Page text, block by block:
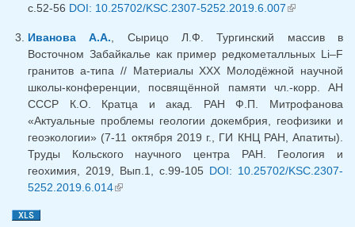
с.52-56 DOI: 10.25702/KSC.2307-5252.2019.6.007(внешняя
Иванова А.А., Сырицо Л.Ф. Тургинский массив в
Восточном Забайкалье как пример редкометалльных Li–F
гранитов а-типа // Материалы XXX Молодёжной научной
школы-конференции, посвящённой памяти чл.-корр. АН
СССР К.О. Кратца и акад. РАН Ф.П. Митрофанова
«Актуальные проблемы геологии докембрия, геофизики и
геоэкологии» (7-11 октября 2019 г., ГИ КНЦ РАН, Апатиты).
Труды Кольского научного центра РАН. Геология и
геохимия, 2019, Вып.1, с.99-105 DOI: 10.25702/KSC.2307-
5252.2019.6.014(внешняя ссылка)